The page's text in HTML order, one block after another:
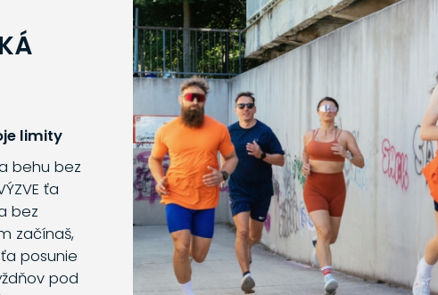
limity
behu bez
ťa
bez
začínaš,
posunie
pod